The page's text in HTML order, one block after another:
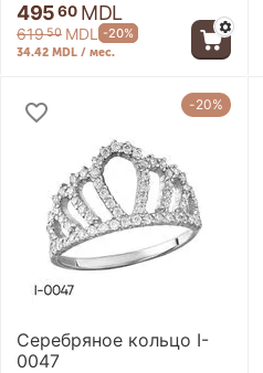
49560 MDL
61950 MDL -20%
34.42 MDL / мес.
-20%
Серебряное кольцо I-
0047